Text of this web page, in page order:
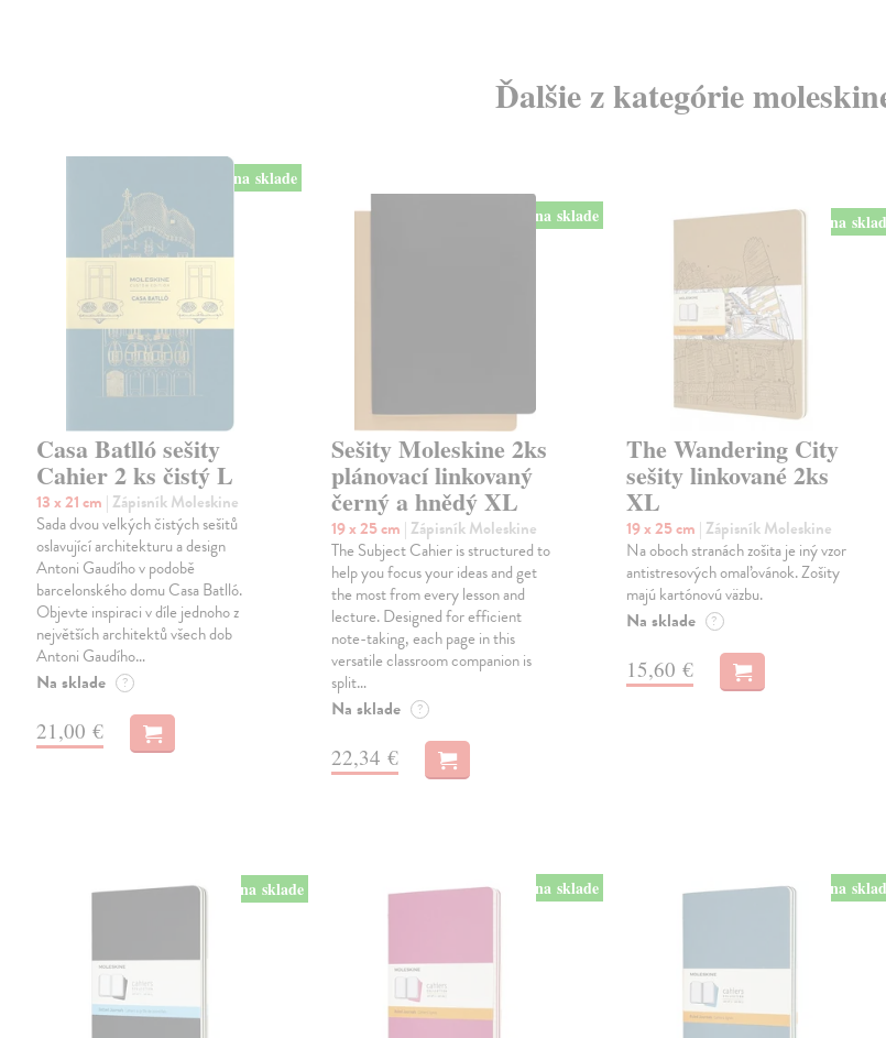
Ďalšie z kategórie
na sklade
Casa Batlló sešity
Cahier 2 ks čistý L
13 x 21 cm | Zápisník Moleskine
Sada dvou velkých čistých sešitů
oslavující architekturu a design
Antoni Gaudího v podobě
barcelonského domu Casa Batlló.
Objevte inspiraci v díle jednoho z
největších architektů všech dob
Antoni Gaudího…
Na sklade ?
21,00 €
na sklade
Sešity Moleskine 2ks
plánovací linkovaný
černý a hnědý XL
19 x 25 cm | Zápisník Moleskine
The Subject Cahier is structured to
help you focus your ideas and get
the most from every lesson and
lecture. Designed for efficient
note-taking, each page in this
versatile classroom companion is
split…
Na sklade ?
22,34 €
na
The Wandering City
sešity linkované 2ks
XL
19 x 25 cm | Zápisník Moleskine
Na oboch stranách zošita je iný vzor
antistresových omaľovánok. Zošity
majú kartónovú väzbu.
Na sklade ?
15,60 €
na sklade na sklade na